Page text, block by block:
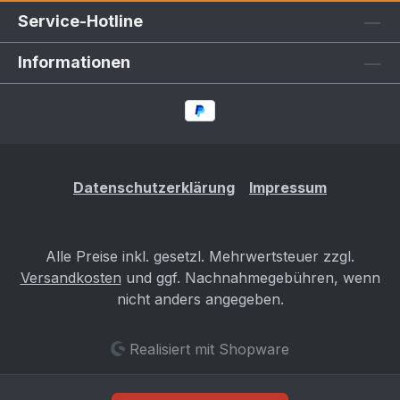
* Solltest Du eine geringere ET als +5
haben, zum Beispiel +1 / -5, usw., so muss Dein
Sachverständiger dies gesondert prüfen. Sollten
die oben genannten Angaben von denen in
Deinem Fahrzeugschein / ZB I abweichen, so
Fahrzeug die Richtige ist. Gefahrenhinweise Es
Service-Hotline
Informationen
Datenschutzerklärung Impressum
Alle Preise inkl. gesetzl. Mehrwertsteuer zzgl.
Versandkosten und ggf. Nachnahmegebühren, wenn
nicht anders angegeben.
Realisiert mit Shopware